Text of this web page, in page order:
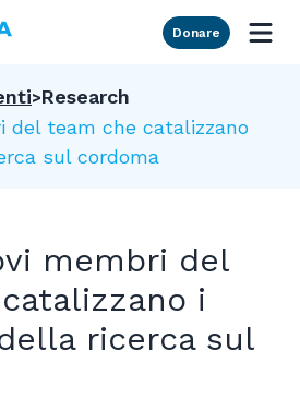
Donare
Research
del team che catalizzano
sul cordoma
membri del
i
ricerca sul